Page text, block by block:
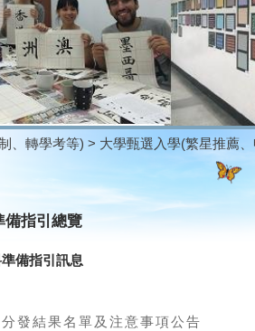
、轉學考等) > 大學甄選入學(繁星推薦
備指引總覽
備指引訊息
發結果名單及注意事項公告